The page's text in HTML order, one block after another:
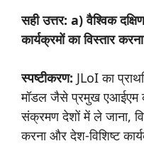
सही उत्तर: a) वैश्विक
कार्यक्रमों का विस्तार करना
स्पष्टीकरण: JLoI का
मॉडल जैसे प्रमुख एआईएम
संक्रमण देशों में ले जाना,
करना और देश-विशिष्ट